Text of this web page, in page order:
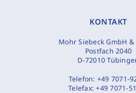
KONTAKT
Mohr Siebeck GmbH &
Postfach 2040
D-72010
Telefon: +49 7071-
Telefax:+49 7071-